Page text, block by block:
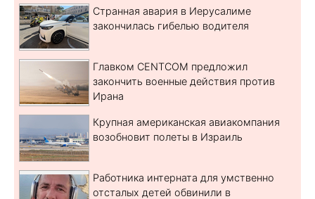
Странная авария в Иерусалиме
закончилась гибелью водителя
Главком CENTCOM предложил
закончить военные действия против
Ирана
Крупная американская авиакомпания
возобновит полеты в Израиль
Работника интерната для умственно
отсталых детей обвинили в